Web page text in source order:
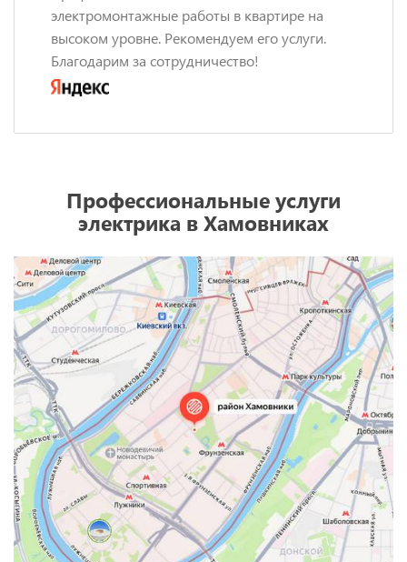
электромонтажные работы в квартире на
высоком уровне. Рекомендуем его услуги.
Благодарим за сотрудничество!
Профессиональные услуги
электрика в Хамовниках